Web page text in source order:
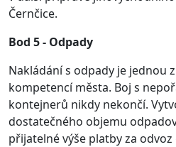
Černčice.
Bod 5 - Odpady
Nakládání s odpady je jednou
kompetencí města. Boj s
kontejnerů nikdy nekončí.
dostatečného objemu
přijatelné výše platby za